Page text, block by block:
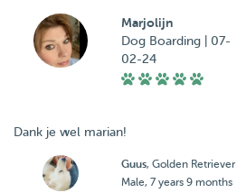
Marjolijn
Dog Boarding | 07-
02-24
Guus, Golden Retriever
Male, 7 years 9 months